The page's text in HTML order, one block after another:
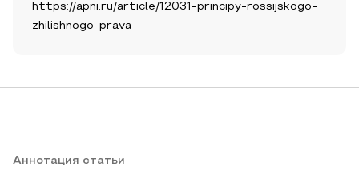
https://apni.ru/article/12031-principy-rossijskogo-
zhilishnogo-prava
Аннотация статьи